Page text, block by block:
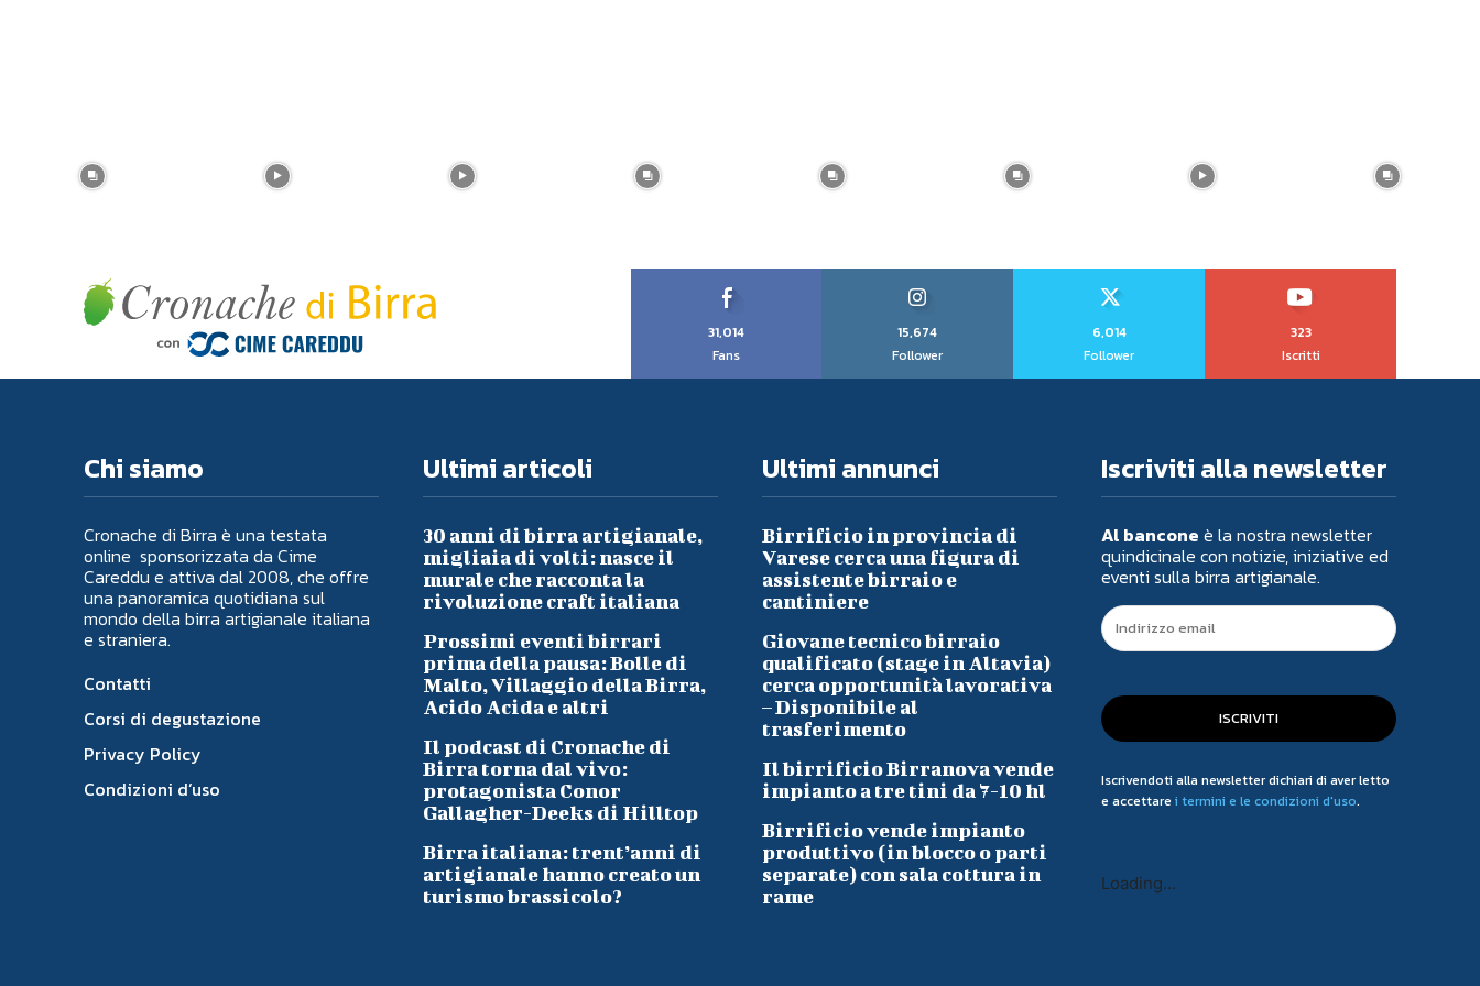
31,014
Fans
15,674
Follower
6,014
Follower
323
Iscritti
Chi siamo
Cronache di Birra è una testata
online sponsorizzata da Cime
Careddu e attiva dal 2008, che offre
una panoramica quotidiana sul
mondo della birra artigianale italiana
e straniera.
Contatti
Corsi di degustazione
Privacy Policy
Condizioni d’uso
Ultimi articoli
30 anni di birra artigianale,
migliaia di volti: nasce il
murale che racconta la
rivoluzione craft italiana
Prossimi eventi birrari
prima della pausa: Bolle di
Malto, Villaggio della Birra,
Acido Acida e altri
Il podcast di Cronache di
Birra torna dal vivo:
protagonista Conor
Gallagher-Deeks di Hilltop
Birra italiana: trent’anni di
artigianale hanno creato un
turismo brassicolo?
Ultimi annunci
Birrificio in provincia di
Varese cerca una figura di
assistente birraio e
cantiniere
Giovane tecnico birraio
qualificato (stage in Altavia)
cerca opportunità lavorativa
– Disponibile al
trasferimento
Il birrificio Birranova vende
impianto a tre tini da 7-10 hl
Birrificio vende impianto
produttivo (in blocco o parti
separate) con sala cottura in
rame
Iscriviti alla newsletter
Al bancone è la nostra newsletter
quindicinale con notizie, iniziative ed
eventi sulla birra artigianale.
ISCRIVITI
Iscrivendoti alla newsletter dichiari di aver letto
e accettare i termini e le condizioni d'uso.
Loading...